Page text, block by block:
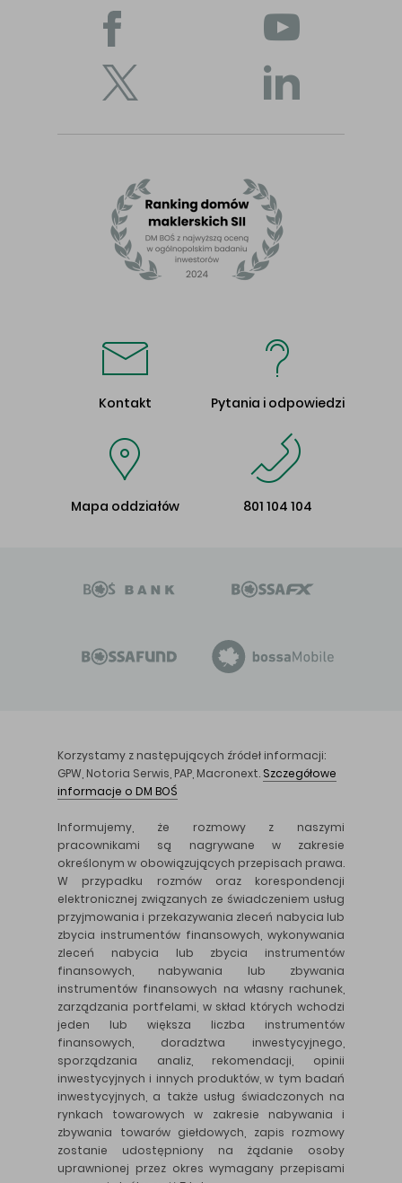
Kontakt Pytania i odpowiedzi
Mapa oddziałów 801 104 104
Korzystamy z następujących źródeł informacji:
GPW, Notoria Serwis, PAP, Macronext. Szczegółowe
informacje o DM BOŚ
Informujemy, że rozmowy z naszymi
pracownikami są nagrywane w zakresie
określonym w obowiązujących przepisach prawa.
W przypadku rozmów oraz korespondencji
elektronicznej związanych ze świadczeniem usług
przyjmowania i przekazywania zleceń nabycia lub
zbycia instrumentów finansowych, wykonywania
zleceń nabycia lub zbycia instrumentów
finansowych, nabywania lub zbywania
instrumentów finansowych na własny rachunek,
zarządzania portfelami, w skład których wchodzi
jeden lub większa liczba instrumentów
finansowych, doradztwa inwestycyjnego,
sporządzania analiz, rekomendacji, opinii
inwestycyjnych i innych produktów, w tym badań
inwestycyjnych, a także usług świadczonych na
rynkach towarowych w zakresie nabywania i
zbywania towarów giełdowych, zapis rozmowy
zostanie udostępniony na żądanie osoby
uprawnionej przez okres wymagany przepisami